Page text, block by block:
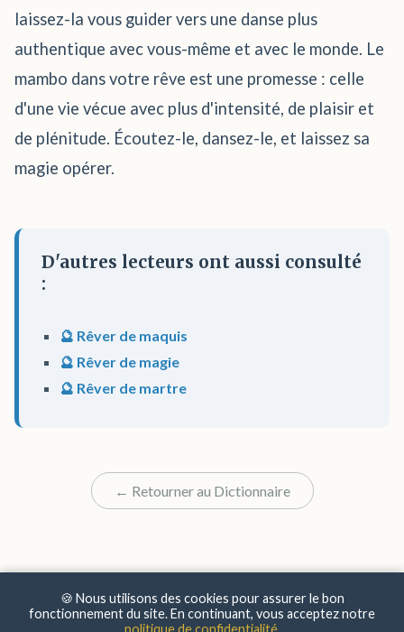
laissez-la vous guider vers une danse plus
authentique avec vous-même et avec le monde. Le
mambo dans votre rêve est une promesse : celle
d'une vie vécue avec plus d'intensité, de plaisir et
de plénitude. Écoutez-le, dansez-le, et laissez sa
magie opérer.
D'autres lecteurs ont aussi consulté
:
🔮 Rêver de maquis
🔮 Rêver de magie
🔮 Rêver de martre
← Retourner au Dictionnaire
🍪 Nous utilisons des cookies pour assurer le bon
fonctionnement du site. En continuant, vous acceptez notre
politique de confidentialité.